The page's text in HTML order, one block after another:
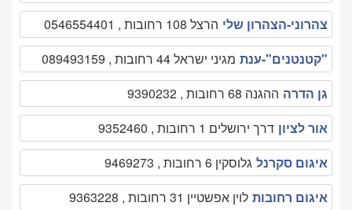
צהרוני-הצהרון שלי הרצל 108 רחובות , 0546554401
"קטנטנים"-ענת מגיני ישראל 44 רחובות , 089493159
גן הדרה ההגנה 68 רחובות , 9390232
אור לציון דרך ירושלים 1 רחובות , 9352460
איגום סקרנל גלוסקין 6 רחובות , 9469273
איגום רחובות לוין אפשטיין 31 רחובות , 9363228